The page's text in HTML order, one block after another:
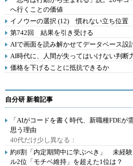
へ行くことの価値
イノウーの選択 (12) 慣れない立ち位置
第742回 結果を引き受ける
AIで画面を読み解かせてデータベース設
AI時代に、人間が失ってはいけない判断
価格を下げることに抵抗できるか
自分研 新着記事
「AIがコードを書く時代、新職種FDE
思う理由
40代だけ少し異なる：
約8割「内定期間中に学ぶべき」 未経
ル2位「モチベ維持」を超えた1位は？